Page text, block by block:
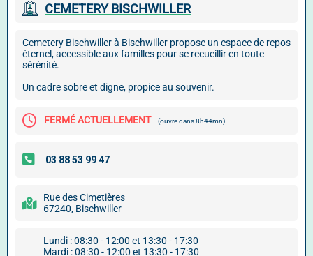
CEMETERY BISCHWILLER
Cemetery Bischwiller à Bischwiller propose un espace de repos
éternel, accessible aux familles pour se recueillir en toute
sérénité.
Un cadre sobre et digne, propice au souvenir.
FERMÉ ACTUELLEMENT (ouvre dans 8h44mn)
Rue des Cimetières
67240, Bischwiller
Lundi : 08:30 - 12:00 et 13:30 - 17:30
Mardi : 08:30 - 12:00 et 13:30 - 17:30